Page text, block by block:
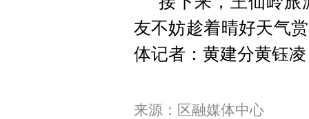
友不妨趁着晴好天气
体记者：黄建分黄钰
来源：区融媒体中心